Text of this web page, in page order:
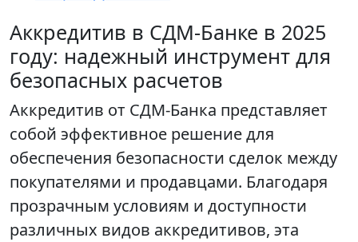
Аккредитив в СДМ-Банке в 2025
году: надежный инструмент для
безопасных расчетов
Аккредитив от СДМ-Банка представляет
собой эффективное решение для
обеспечения безопасности сделок между
покупателями и продавцами. Благодаря
прозрачным условиям и доступности
различных видов аккредитивов, эта